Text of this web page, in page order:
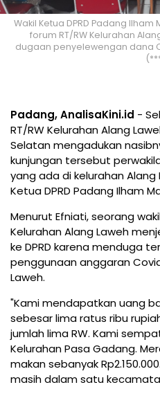
Wakil Ketua DPRD Padang
forum RT/RW Kelurahan
dugaan penyelewengan dana
Padang, AnalisaKini.id -
RT/RW Kelurahan Alang
Selatan mengadukan
kunjungan tersebut
yang ada di kelurahan
Ketua DPRD Padang Ilham
Menurut Efniati, seorang
Kelurahan Alang Laweh
ke DPRD karena menduga
penggunaan anggaran
Laweh.
"Kami mendapatkan uang
sebesar lima ratus ribu
jumlah lima RW. Kami
Kelurahan Pasa Gadang.
makan sebanyak
masih dalam satu